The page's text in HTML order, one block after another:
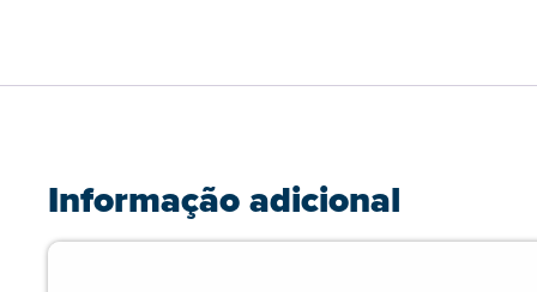
Informação adicional